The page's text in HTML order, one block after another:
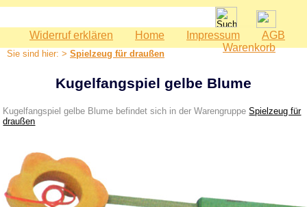
Widerruf erklären Home Impressum
AGB
Warenkorb
Sie sind hier: > Spielzeug für draußen
Spielwaren
Babyspielzeug
Bauernhof
Kaspertheater
Kaufmannsladen
Kinderküche
Kugelfangspiel gelbe Blume
Kugelfangspiel gelbe Blume befindet sich in der WarengruppeSpielzeug für
draußen